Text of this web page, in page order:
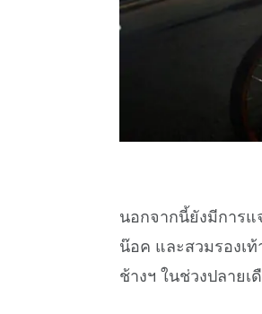
นอกจากนี้ยังมีการ
น๊อค และสวมรองเ
ช้างฯ ในช่วงปลายเ